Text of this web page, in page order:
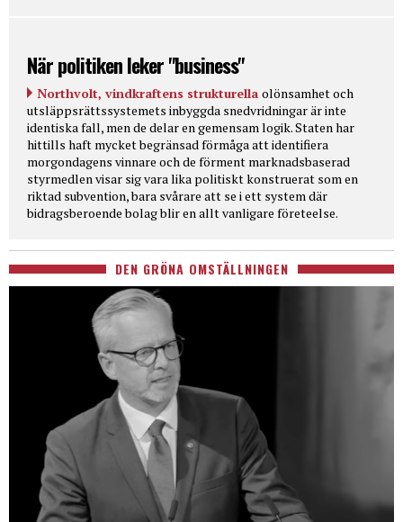
När politiken leker "business"
Northvolt, vindkraftens strukturella olönsamhet och
utsläppsrättssystemets inbyggda snedvridningar är inte
identiska fall, men de delar en gemensam logik. Staten har
hittills haft mycket begränsad förmåga att identifiera
morgondagens vinnare och de förment marknadsbaserad
styrmedlen visar sig vara lika politiskt konstruerat som en
riktad subvention, bara svårare att se i ett system där
bidragsberoende bolag blir en allt vanligare företeelse.
DEN GRÖNA OMSTÄLLNINGEN